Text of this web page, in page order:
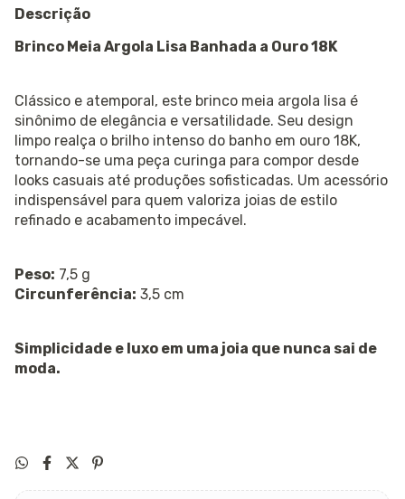
Descrição
Brinco Meia Argola Lisa Banhada a Ouro 18K
Clássico e atemporal, este brinco meia argola lisa é
sinônimo de elegância e versatilidade. Seu design
limpo realça o brilho intenso do banho em ouro 18K,
tornando-se uma peça curinga para compor desde
looks casuais até produções sofisticadas. Um acessório
indispensável para quem valoriza joias de estilo
refinado e acabamento impecável.
Peso: 7,5 g
Circunferência: 3,5 cm
Simplicidade e luxo em uma joia que nunca sai de
moda.